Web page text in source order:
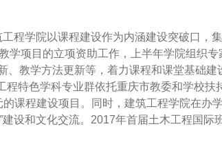
程学院以课程建设作为内涵建设突破口，
学项目的立项资助工作，上半年学院组织专
教学方法更新等，着力课程和课堂基础建
特色学科专业群依托重庆市教委和学校扶
课程建设项目。同时，建筑工程学院在办
设和文化交流。2017年首届土木工程国际